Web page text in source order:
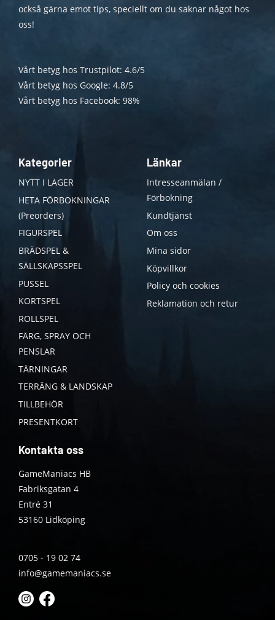
också gärna emot tips, speciellt om du saknar något hos
oss!
Vårt betyg hos Trustpilot: 4.6/5
Vårt betyg hos Google: 4.8/5
Vårt betyg hos Facebook: 98%
Kategorier
NYTT I LAGER
HETA FÖRBOKNINGAR
(Preorders)
FIGURSPEL
BRÄDSPEL &
SÄLLSKAPSSPEL
PUSSEL
KORTSPEL
ROLLSPEL
FÄRG, SPRAY OCH
PENSLAR
TÄRNINGAR
TERRÄNG & LANDSKAP
TILLBEHÖR
PRESENTKORT
Länkar
Intresseanmälan /
Förbokning
Kundtjänst
Om oss
Mina sidor
Köpvillkor
Policy och cookies
Reklamation och retur
Kontakta oss
GameManiacs HB
Fabriksgatan 4
Entré 31
53160 Lidköping
0705 - 19 02 74
info@gamemaniacs.se